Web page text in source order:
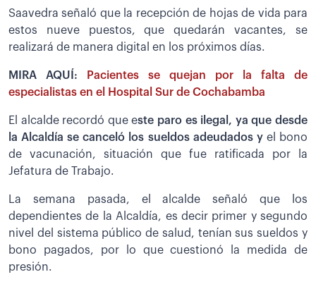
Saavedra señaló que la recepción de hojas de vida para
estos nueve puestos, que quedarán vacantes, se
realizará de manera digital en los próximos días.
MIRA AQUÍ:
Pacientes se quejan por la falta de
especialistas en el Hospital Sur de Cochabamba
El alcalde recordó que este paro es ilegal, ya que desde
la Alcaldía se canceló los sueldos adeudados yel bono
de vacunación, situación que fue ratificada por la
Jefatura de Trabajo.
La semana pasada, el alcalde señaló que los
dependientes de la Alcaldía, es decir primer y segundo
nivel del sistema público de salud, tenían sus sueldos y
bono pagados, por lo que cuestionó la medida de
presión.